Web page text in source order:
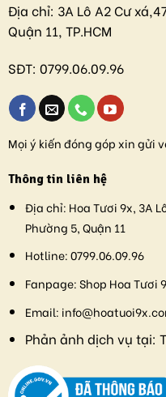
Địa chỉ: 3A Lô A2 Cư
Quận 11, TP.HCM
SĐT: 0799.06.09.96
Mọi ý kiến đóng góp xin gửi
Thông tin liên hệ
Địa chỉ: Hoa Tươi 9x, 3A
Phường 5, Quận 11
Hotline:0799.06.09.96
Fanpage:Shop Hoa Tươi
Email:
Phản ảnh dịch vụ tại: